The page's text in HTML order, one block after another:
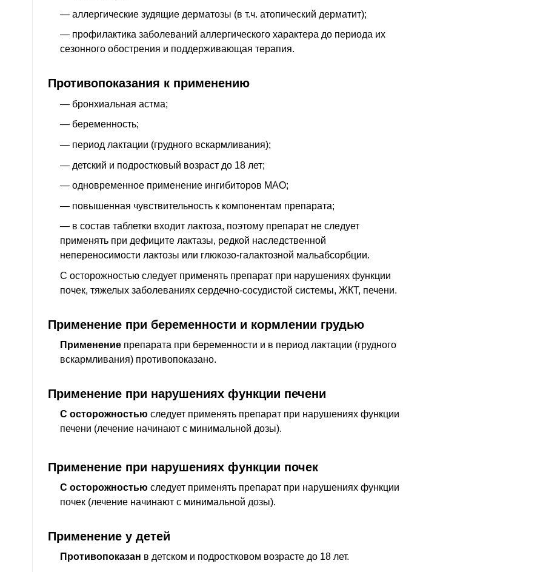
— аллергические зудящие дерматозы (в т.ч. атопический дерматит);
— профилактика заболеваний аллергического характера до периода их
сезонного обострения и поддерживающая терапия.
Противопоказания к применению
— бронхиальная астма;
— беременность;
— период лактации (грудного вскармливания);
— детский и подростковый возраст до 18 лет;
— одновременное применение ингибиторов МАО;
— повышенная чувствительность к компонентам препарата;
— в состав таблетки входит лактоза, поэтому препарат не следует
применять при дефиците лактазы, редкой наследственной
непереносимости лактозы или глюкозо-галактозной мальабсорбции.
С осторожностью следует применять препарат при нарушениях функции
почек, тяжелых заболеваниях сердечно-сосудистой системы, ЖКТ, печени.
Применение при беременности и кормлении грудью
Применение препарата при беременности и в период лактации (грудного
вскармливания) противопоказано.
Применение при нарушениях функции печени
С осторожностью следует применять препарат при нарушениях функции
печени (лечение начинают с минимальной дозы).
Применение при нарушениях функции почек
С осторожностью следует применять препарат при нарушениях функции
почек (лечение начинают с минимальной дозы).
Применение у детей
Противопоказан в детском и подростковом возрасте до 18 лет.